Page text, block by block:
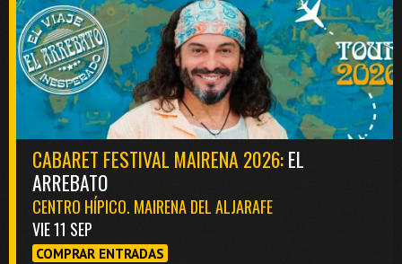
CABARET FESTIVAL MAIRENA 2026:EL
ARREBATO
CENTRO HÍPICO. MAIRENA DEL ALJARAFE
VIE 11 SEP
COMPRAR ENTRADAS